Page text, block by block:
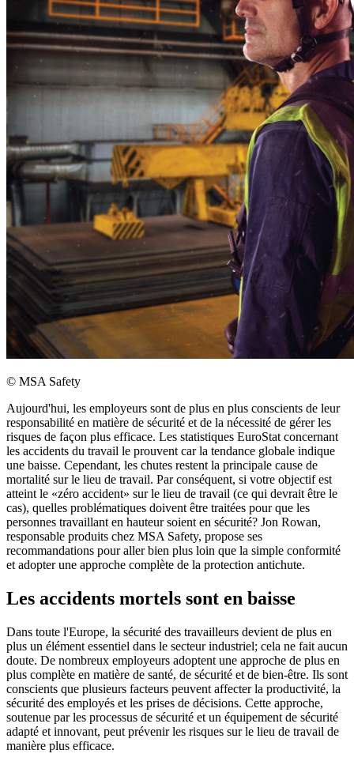
© MSA Safety
Aujourd'hui, les employeurs sont de plus en plus conscients de leur
responsabilité en matière de sécurité et de la nécessité de gérer les
risques de façon plus efficace. Les statistiques EuroStat concernant
les accidents du travail le prouvent car la tendance globale indique
une baisse. Cependant, les chutes restent la principale cause de
mortalité sur le lieu de travail. Par conséquent, si votre objectif est
atteint le «zéro accident» sur le lieu de travail (ce qui devrait être le
cas), quelles problématiques doivent être traitées pour que les
personnes travaillant en hauteur soient en sécurité? Jon Rowan,
responsable produits chez MSA Safety, propose ses
recommandations pour aller bien plus loin que la simple conformité
et adopter une approche complète de la protection antichute.
Les accidents mortels sont en baisse
Dans toute l'Europe, la sécurité des travailleurs devient de plus en
plus un élément essentiel dans le secteur industriel; cela ne fait aucun
doute. De nombreux employeurs adoptent une approche de plus en
plus complète en matière de santé, de sécurité et de bien-être. Ils sont
conscients que plusieurs facteurs peuvent affecter la productivité, la
sécurité des employés et les prises de décisions. Cette approche,
soutenue par les processus de sécurité et un équipement de sécurité
adapté et innovant, peut prévenir les risques sur le lieu de travail de
manière plus efficace.